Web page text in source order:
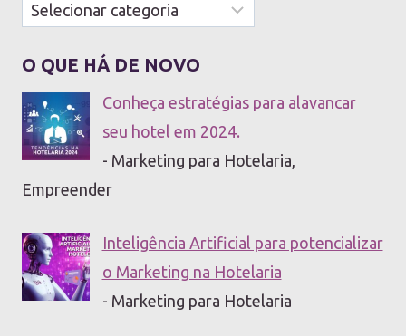
Categorias
O QUE HÁ DE NOVO
Conheça estratégias para alavancar
seu hotel em 2024.
- Marketing para Hotelaria,
Empreender
Inteligência Artificial para potencializar
o Marketing na Hotelaria
- Marketing para Hotelaria